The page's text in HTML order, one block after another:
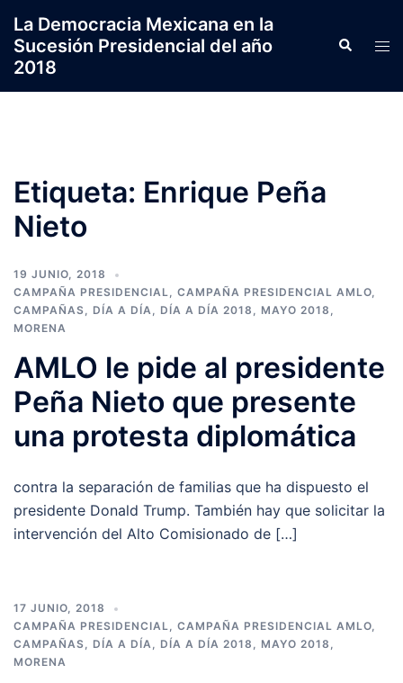
contenido
La Democracia Mexicana en la
Sucesión Presidencial del año
2018
Search
Etiqueta: Enrique Peña
Nieto
19 JUNIO, 2018
CAMPAÑA PRESIDENCIAL, CAMPAÑA PRESIDENCIAL AMLO,
CAMPAÑAS, DÍA A DÍA, DÍA A DÍA 2018 , MAYO 2018 ,
MORENA
AMLO le pide al presidente
Peña Nieto que presente
una protesta diplomática
contra la separación de familias que ha dispuesto el
presidente Donald Trump. También hay que solicitar la
intervención del Alto Comisionado de […]
17 JUNIO, 2018
CAMPAÑA PRESIDENCIAL, CAMPAÑA PRESIDENCIAL AMLO,
CAMPAÑAS, DÍA A DÍA, DÍA A DÍA 2018 , MAYO 2018 ,
MORENA